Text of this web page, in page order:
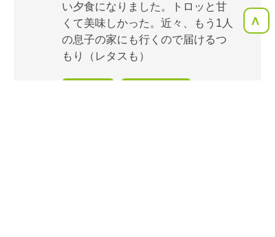
い夕食になりました。トロッと甘
くて美味しかった。近々、もう1人
の息子の家にも行くので届けるつ
もり（レタスも）
<